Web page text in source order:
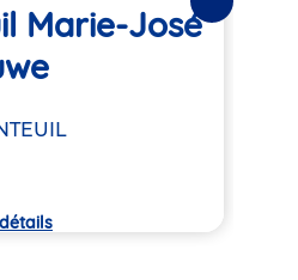
Marie-José
Suivantes